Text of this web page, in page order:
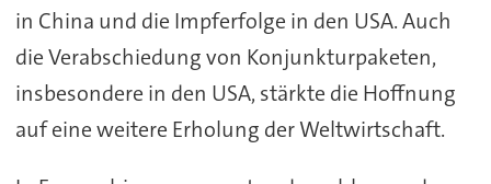
in China und die Impferfolge in den USA. Auch
die Verabschiedung von Konjunkturpaketen,
insbesondere in den USA, stärkte die Hoffnung
auf eine weitere Erholung der Weltwirtschaft.